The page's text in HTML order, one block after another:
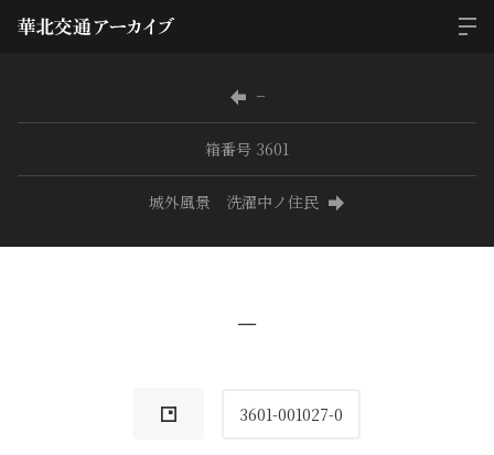
−
箱番号 3601
城外風景 洗濯中ノ住民
−
3601-001027-0